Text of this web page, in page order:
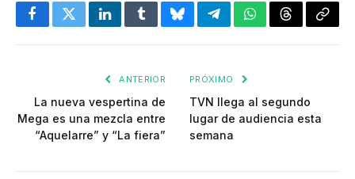
FacebookTwitterLinkedInTumblrBlueskyTelegramWhatsApp
Threads
ANTERIOR
La nueva vespertina de
Mega es una mezcla entre
“Aquelarre” y “La fiera”
PRÓXIMO
TVN llega al segundo
lugar de audiencia esta
semana